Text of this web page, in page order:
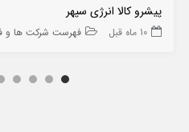
پیشرو کالا انرژی سپهر
10 ماه قبل فهرست شرکت ها و